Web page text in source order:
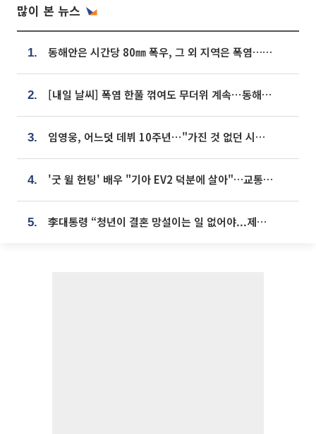
많이 본 뉴스
1. 동해안은 시간당 80㎜ 폭우, 그 외 지역은 폭염…‘극과 극 날씨’
2. [내일 날씨] 폭염 한풀 꺾여도 무더위 계속⋯동해안 이틀 연속 비
3. 임영웅, 어느덧 데뷔 10주년⋯"가진 것 없던 시절, 내 앞엔 20명의 팬뿐"
4. '굿 윌 헌팅' 배우 "기아 EV2 덕분에 살아"…교통사고 후 안전성 극찬
5. 李대통령 “청년이 결혼 망설이는 일 없어야...제도상 불이익 조사”